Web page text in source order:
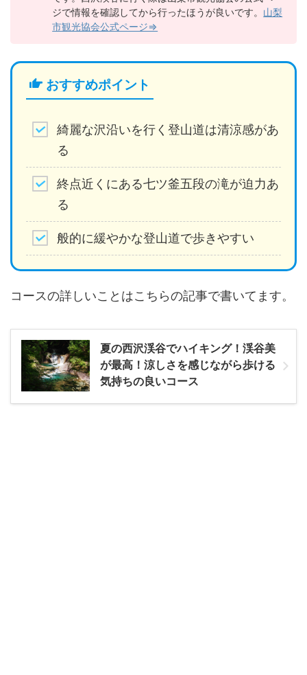
ジで情報を確認してから行ったほうが良いです。 山梨
市観光協会公式ページ⇒
おすすめポイント
綺麗な沢沿いを行く登山道は清涼感があ
る
終点近くにある七ツ釜五段の滝が迫力あ
る
般的に緩やかな登山道で歩きやすい
コースの詳しいことはこちらの記事で書いてます。
夏の西沢渓谷でハイキング！渓谷美
が最高！涼しさを感じながら歩ける
気持ちの良いコース